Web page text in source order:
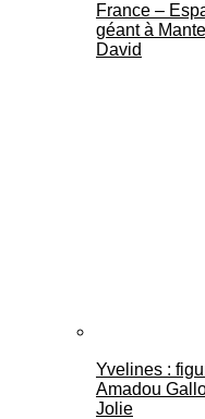
France –
géant à
David
Yvelines :
Amadou
Jolie